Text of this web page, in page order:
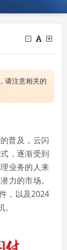
请注意相关的
普及，云闪
，逐渐受到
业务的人来
力的市场。
，以及2024